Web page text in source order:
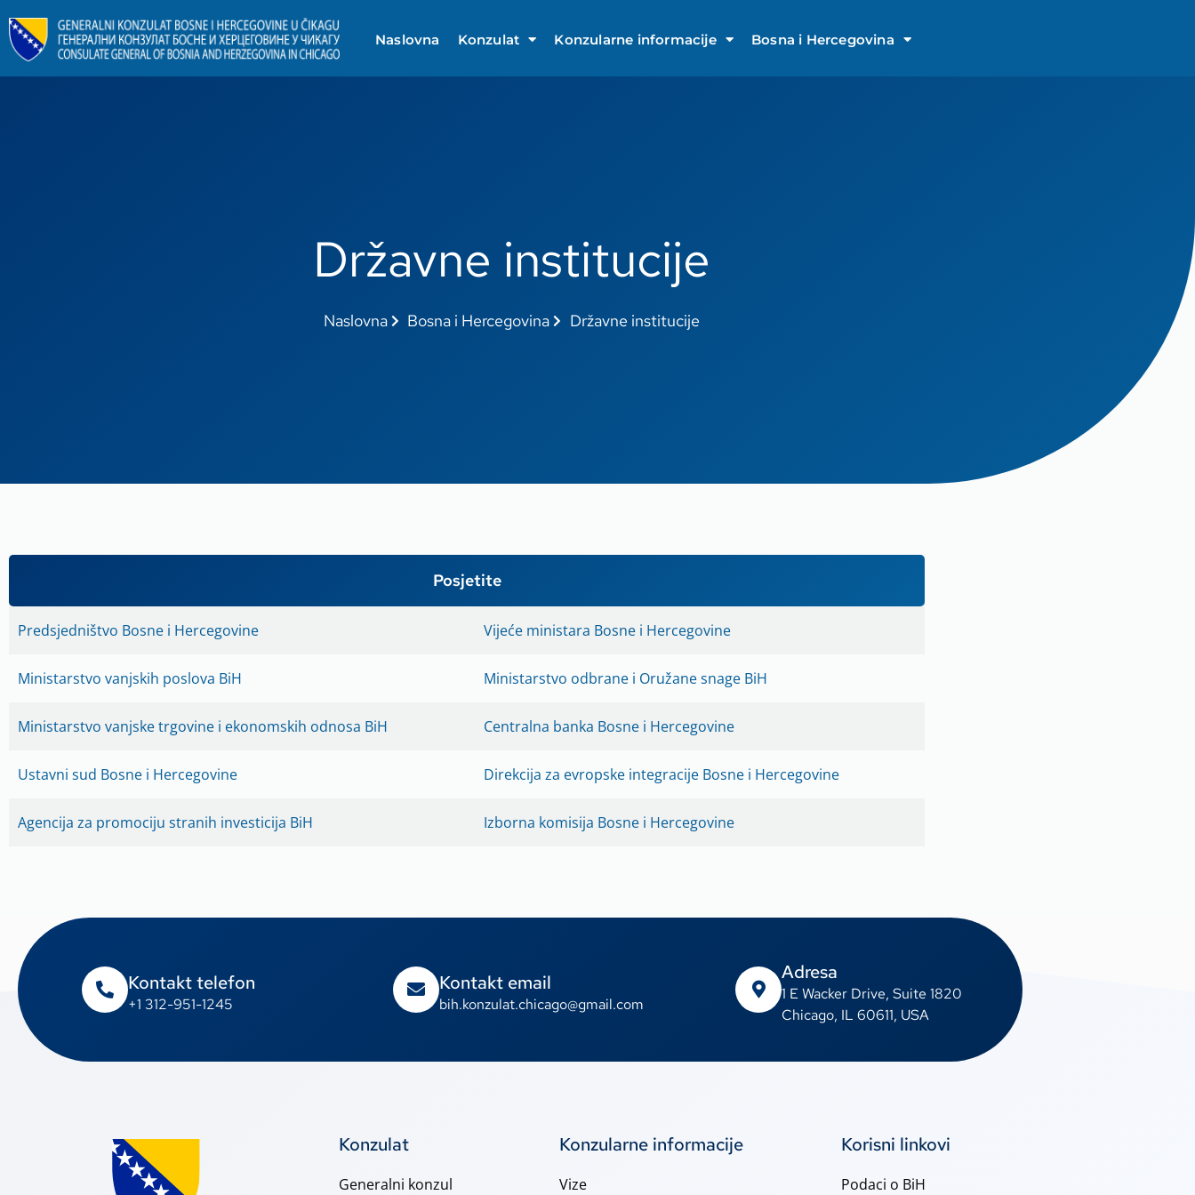
Naslovna Konzulat Konzularne informacije Bosna i Hercegovina
Državne institucije
Naslovna Bosna i Hercegovina Državne institucije
Posjetite
Predsjedništvo Bosne i Hercegovine Vijeće ministara Bosne i Hercegovine
Ministarstvo vanjskih poslova BiH Ministarstvo odbrane i Oružane snage BiH
Ministarstvo vanjske trgovine i ekonomskih odnosa BiH Centralna banka Bosne i Hercegovine
Ustavni sud Bosne i Hercegovine Direkcija za evropske integracije Bosne i Hercegovine
Agencija za promociju stranih investicija BiH Izborna komisija Bosne i Hercegovine
Kontakt telefon
+1 312-951-1245
Kontakt email
bih.konzulat.chicago@gmail.com
Adresa
1 E Wacker Drive, Suite 1820
Chicago, IL 60611, USA
Konzulat
Generalni konzul
Konzularne informacije
Vize
Korisni linkovi
Podaci o BiH